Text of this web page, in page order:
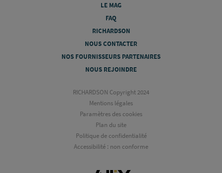
LE MAG
FAQ
RICHARDSON
NOUS CONTACTER
NOS FOURNISSEURS PARTENAIRES
NOUS REJOINDRE
RICHARDSON Copyright 2024
Mentions légales
Paramètres des cookies
Plan du site
Politique de confidentialité
Accessibilité : non conforme